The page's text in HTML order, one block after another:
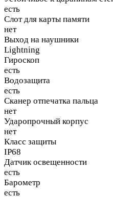
есть
Слот для карты памяти
нет
Выход на наушники
Lightning
Гироскоп
есть
Водозащита
есть
Сканер отпечатка пальца
нет
Ударопрочный корпус
нет
Класс защиты
IP68
Датчик освещенности
есть
Барометр
есть